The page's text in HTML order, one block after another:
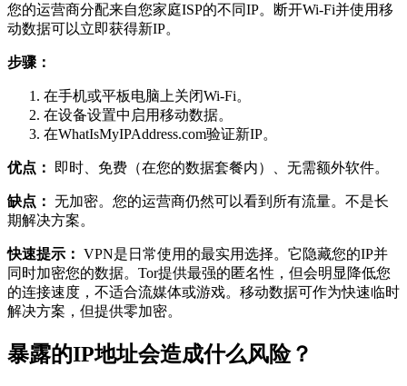
您的运营商分配来自您家庭ISP的不同IP。断开Wi-Fi并使用移
动数据可以立即获得新IP。
步骤：
在手机或平板电脑上关闭Wi-Fi。
在设备设置中启用移动数据。
在WhatIsMyIPAddress.com验证新IP。
优点： 即时、免费（在您的数据套餐内）、无需额外软件。
缺点： 无加密。您的运营商仍然可以看到所有流量。不是长
期解决方案。
快速提示： VPN是日常使用的最实用选择。它隐藏您的IP并
同时加密您的数据。Tor提供最强的匿名性，但会明显降低您
的连接速度，不适合流媒体或游戏。移动数据可作为快速临时
解决方案，但提供零加密。
暴露的IP地址会造成什么风险？